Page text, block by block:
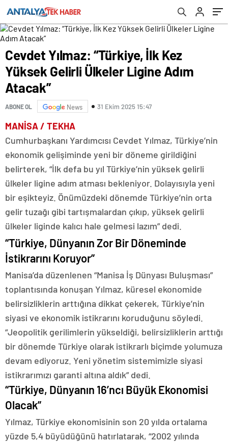
Cevdet Yılmaz: “Türkiye, İlk Kez
Yüksek Gelirli Ülkeler Ligine Adım
Atacak”
ABONE OL News 31 Ekim 2025 15:47
MANİSA / TEKHA
Cumhurbaşkanı Yardımcısı Cevdet Yılmaz, Türkiye’nin
ekonomik gelişiminde yeni bir döneme girildiğini
belirterek, “İlk defa bu yıl Türkiye’nin yüksek gelirli
ülkeler ligine adım atması bekleniyor. Dolayısıyla yeni
bir eşikteyiz. Önümüzdeki dönemde Türkiye’nin orta
gelir tuzağı gibi tartışmalardan çıkıp, yüksek gelirli
ülkeler liginde kalıcı hale gelmesi lazım” dedi.
“Türkiye, Dünyanın Zor Bir Döneminde
İstikrarını Koruyor”
Manisa’da düzenlenen “Manisa İş Dünyası Buluşması”
toplantısında konuşan Yılmaz, küresel ekonomide
belirsizliklerin arttığına dikkat çekerek, Türkiye’nin
siyasi ve ekonomik istikrarını koruduğunu söyledi.
“Jeopolitik gerilimlerin yükseldiği, belirsizliklerin arttığı
bir dönemde Türkiye olarak istikrarlı biçimde yolumuza
devam ediyoruz. Yeni yönetim sistemimizle siyasi
istikrarımızı garanti altına aldık” dedi.
“Türkiye, Dünyanın 16’ncı Büyük Ekonomisi
Olacak”
Yılmaz, Türkiye ekonomisinin son 20 yılda ortalama
yüzde 5,4 büyüdüğünü hatırlatarak, “2002 yılında